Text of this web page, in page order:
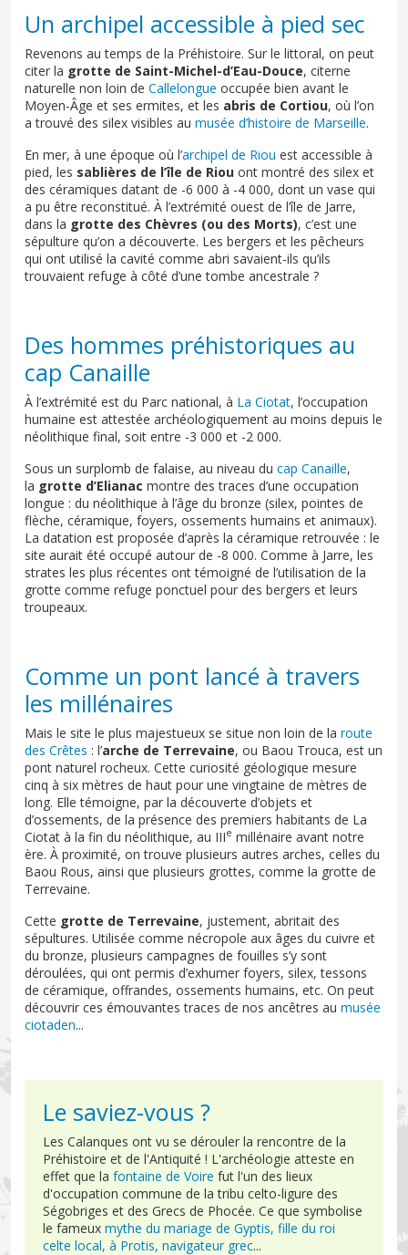
Un archipel accessible à pied sec
Revenons au temps de la Préhistoire. Sur le littoral, on peut
citer la grotte de Saint-Michel-d’Eau-Douce, citerne
naturelle non loin de Callelongue occupée bien avant le
Moyen-Âge et ses ermites, et les abris de Cortiou, où l’on
a trouvé des silex visibles au musée d’histoire de Marseille.
En mer, à une époque où l’archipel de Riou est accessible à
pied, les sablières de l’île de Riou ont montré des silex et
des céramiques datant de -6 000 à -4 000, dont un vase qui
a pu être reconstitué. À l’extrémité ouest de l’île de Jarre,
dans la grotte des Chèvres (ou des Morts), c’est une
sépulture qu’on a découverte. Les bergers et les pêcheurs
qui ont utilisé la cavité comme abri savaient-ils qu’ils
trouvaient refuge à côté d’une tombe ancestrale ?
Des hommes préhistoriques au
cap Canaille
À l’extrémité est du Parc national, à La Ciotat, l’occupation
humaine est attestée archéologiquement au moins depuis le
néolithique final, soit entre -3 000 et -2 000.
Sous un surplomb de falaise, au niveau du cap Canaille,
la grotte d’Elianac montre des traces d’une occupation
longue : du néolithique à l’âge du bronze (silex, pointes de
flèche, céramique, foyers, ossements humains et animaux).
La datation est proposée d’après la céramique retrouvée : le
site aurait été occupé autour de -8 000. Comme à Jarre, les
strates les plus récentes ont témoigné de l’utilisation de la
grotte comme refuge ponctuel pour des bergers et leurs
troupeaux.
Comme un pont lancé à travers
les millénaires
Mais le site le plus majestueux se situe non loin de la route
des Crêtes : l’arche de Terrevaine, ou Baou Trouca, est un
pont naturel rocheux. Cette curiosité géologique mesure
cinq à six mètres de haut pour une vingtaine de mètres de
long. Elle témoigne, par la découverte d’objets et
d’ossements, de la présence des premiers habitants de La
Ciotat à la fin du néolithique, au IIIe millénaire avant notre
ère. À proximité, on trouve plusieurs autres arches, celles du
Baou Rous, ainsi que plusieurs grottes, comme la grotte de
Terrevaine.
Cette grotte de Terrevaine, justement, abritait des
sépultures. Utilisée comme nécropole aux âges du cuivre et
du bronze, plusieurs campagnes de fouilles s’y sont
déroulées, qui ont permis d’exhumer foyers, silex, tessons
de céramique, offrandes, ossements humains, etc. On peut
découvrir ces émouvantes traces de nos ancêtres au musée
ciotaden...
Le saviez-vous ?
Les Calanques ont vu se dérouler la rencontre de la
Préhistoire et de l'Antiquité ! L'archéologie atteste en
effet que la fontaine de Voire fut l'un des lieux
d'occupation commune de la tribu celto-ligure des
Ségobriges et des Grecs de Phocée. Ce que symbolise
le fameux mythe du mariage de Gyptis, fille du roi
celte local, à Protis, navigateur grec...